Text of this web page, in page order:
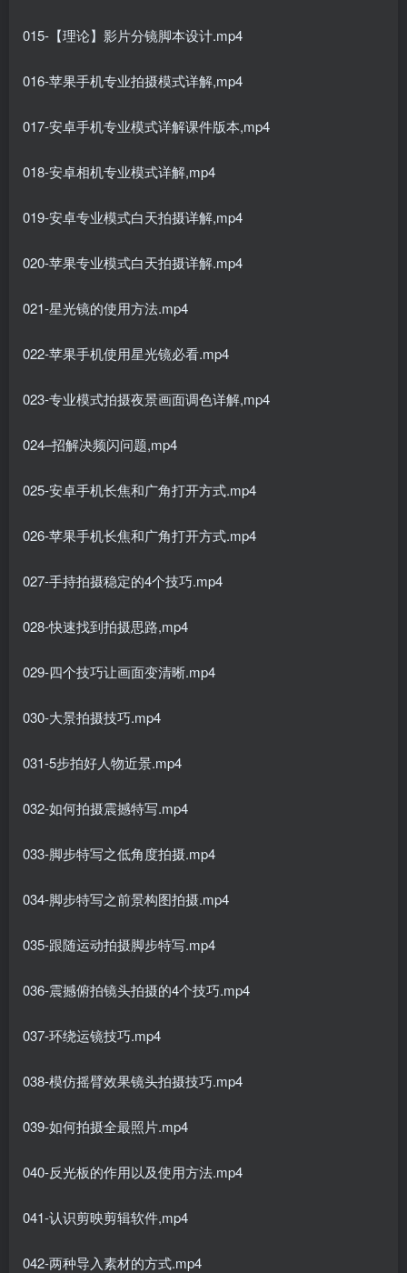
015-【理论】影片分镜脚本设计.mp4
016-苹果手机专业拍摄模式详解,mp4
017-安卓手机专业模式详解课件版本,mp4
018-安卓相机专业模式详解,mp4
019-安卓专业模式白天拍摄详解,mp4
020-苹果专业模式白天拍摄详解.mp4
021-星光镜的使用方法.mp4
022-苹果手机使用星光镜必看.mp4
023-专业模式拍摄夜景画面调色详解,mp4
024–招解决频闪问题,mp4
025-安卓手机长焦和广角打开方式.mp4
026-苹果手机长焦和广角打开方式.mp4
027-手持拍摄稳定的4个技巧.mp4
028-快速找到拍摄思路,mp4
029-四个技巧让画面变清晰.mp4
030-大景拍摄技巧.mp4
031-5步拍好人物近景.mp4
032-如何拍摄震撼特写.mp4
033-脚步特写之低角度拍摄.mp4
034-脚步特写之前景构图拍摄.mp4
035-跟随运动拍摄脚步特写.mp4
036-震撼俯拍镜头拍摄的4个技巧.mp4
037-环绕运镜技巧.mp4
038-模仿摇臂效果镜头拍摄技巧.mp4
039-如何拍摄全最照片.mp4
040-反光板的作用以及使用方法.mp4
041-认识剪映剪辑软件,mp4
042-两种导入素材的方式.mp4